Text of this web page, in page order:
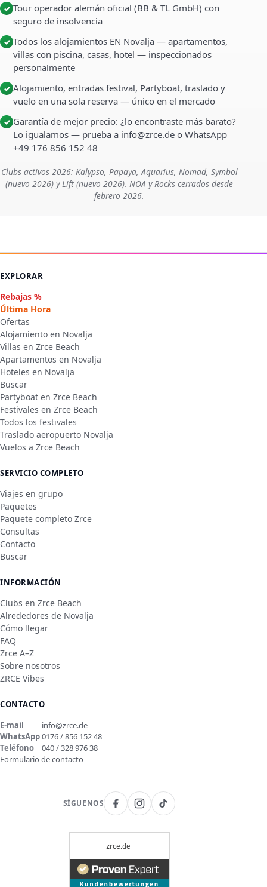
✓ Tour operador alemán oficial (BB & TL GmbH) con
seguro de insolvencia
✓ Todos los alojamientos EN Novalja — apartamentos,
villas con piscina, casas, hotel — inspeccionados
personalmente
✓ Alojamiento, entradas festival, Partyboat, traslado y
vuelo en una sola reserva — único en el mercado
✓ Garantía de mejor precio: ¿lo encontraste más barato?
Lo igualamos — prueba a info@zrce.de o WhatsApp
+49 176 856 152 48
Clubs activos 2026: Kalypso, Papaya, Aquarius, Nomad, Symbol
(nuevo 2026) y Lift (nuevo 2026). NOA y Rocks cerrados desde
febrero 2026.
EXPLORAR
Rebajas %
Última Hora
Ofertas
Alojamiento en Novalja
Villas en Zrce Beach
Apartamentos en Novalja
Hoteles en Novalja
Buscar
Partyboat en Zrce Beach
Festivales en Zrce Beach
Todos los festivales
Traslado aeropuerto Novalja
Vuelos a Zrce Beach
SERVICIO COMPLETO
Viajes en grupo
Paquetes
Paquete completo Zrce
Consultas
Contacto
Buscar
INFORMACIÓN
Clubs en Zrce Beach
Alrededores de Novalja
Cómo llegar
FAQ
Zrce A–Z
Sobre nosotros
ZRCE Vibes
CONTACTO
E-mail
info@zrce.de
WhatsApp0176 / 856 152 48
Teléfono
040 / 328 976 38
Formulario de contacto
SÍGUENOS